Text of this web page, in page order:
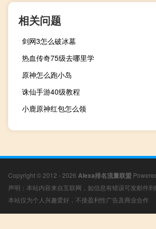
相关问题
剑网3怎么破冰墓
热血传奇75级去哪里学
原神怎么跑小岛
诛仙手游40级教程
小鹿原神红包怎么领
Copyright © 2012 - 2026 Alexa排名流量联盟
声明：本站内容来自互联网，如信息有错误可发邮件
本站仅为个人兴趣爱好，不接盈利性广告及商业合作